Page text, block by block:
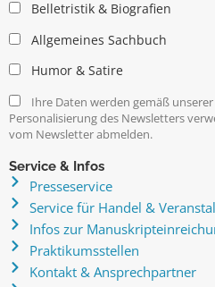
Belletristik & Biografien
Allgemeines Sachbuch
Humor & Satire
Ihre Daten werden gemäß
Personalisierung des Newsletters
vom Newsletter abmelden.
Service & Infos
Presseservice
Service für Handel &
Infos zur
Praktikumsstellen
Kontakt & Ansprechpartner